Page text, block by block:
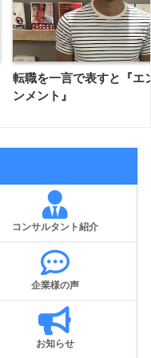
転職を一言で表すと『エ
ンメント』
コンサルタント紹介
企業様の声
お知らせ